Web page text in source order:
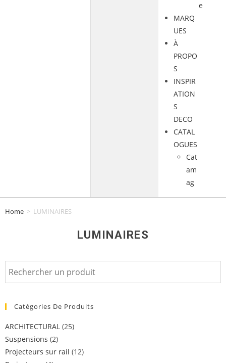
e
MARQ
UES
À
PROPO
S
INSPIR
ATION
S
DECO
CATAL
OGUES
Cat
am
ag
Home > LUMINAIRES
LUMINAIRES
Catégories De Produits
ARCHITECTURAL (25)
Suspensions (2)
Projecteurs sur rail (12)